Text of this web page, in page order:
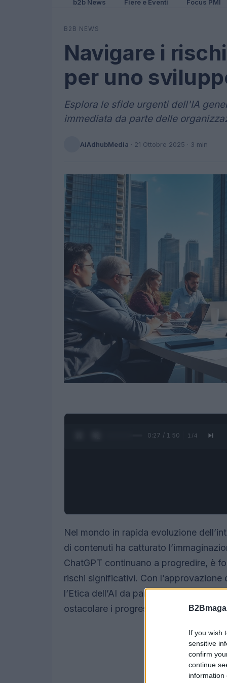
If you wish
sensitive
confirm
continue
information
b2b News Fiere e Eventi Focus PMI
B2B NEWS
Navigare i
per uno
Esplora le sfide urgenti dell'IA
immediata da parte delle
AiAdhubMedia · 21 Ottobre 2025 · 3 min
0:28 / 1:50 1 /4
Nel mondo in rapida evoluzione
di contenuti ha catturato
ChatGPT continuano a progredire, è
rischi significativi. Con l’approvazione
l’Etica dell’AI da parte dell’ASEAN,
ostacolare i progressi digitali,